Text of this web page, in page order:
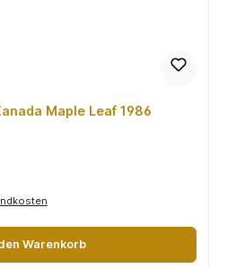
Maple Leaf 1986
Warenkorb